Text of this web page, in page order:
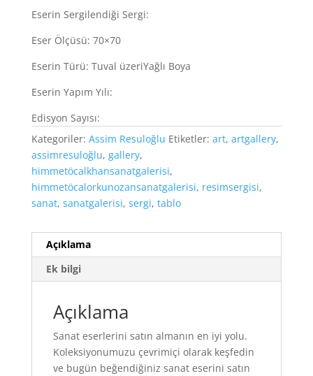
Eserin Sergilendiği Sergi:
Eser Ölçüsü: 70×70
Eserin Türü: Tuval üzeriYağlı Boya
Eserin Yapım Yılı:
Edisyon Sayısı:
Kategoriler: Assim Resuloğlu Etiketler: art, artgallery,
assimresuloğlu, gallery,
himmetöcalkhansanatgalerisi,
himmetöcalorkunozansanatgalerisi, resimsergisi,
sanat, sanatgalerisi, sergi, tablo
Açıklama
Ek bilgi
Açıklama
Sanat eserlerini satın almanın en iyi yolu.
Koleksiyonumuzu çevrimiçi olarak keşfedin
ve bugün beğendiğiniz sanat eserini satın